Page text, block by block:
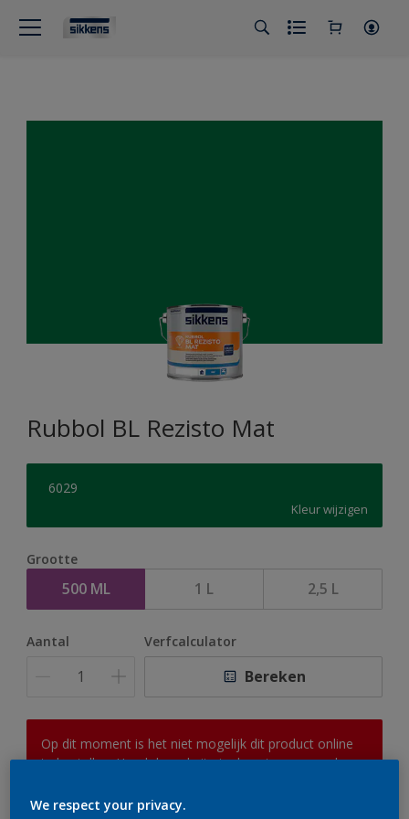
Rubbol BL Rezisto Mat
6029
Kleur wijzigen
Grootte
500 ML 1 L 2,5 L
Aantal Verfcalculator
Bereken
Op dit moment is het niet mogelijk dit product online
te bestellen. Houd de website in de gaten, we werken
We respect your privacy.